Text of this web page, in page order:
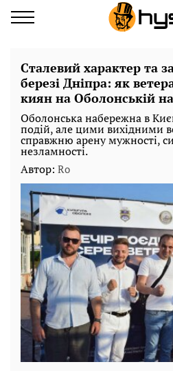
Сталевий характер та
березі Дніпра: як
киян на Оболонській
Оболонська набережна в
подій, але цими вихідними
справжню арену мужності,
незламності.
Автор: Ro